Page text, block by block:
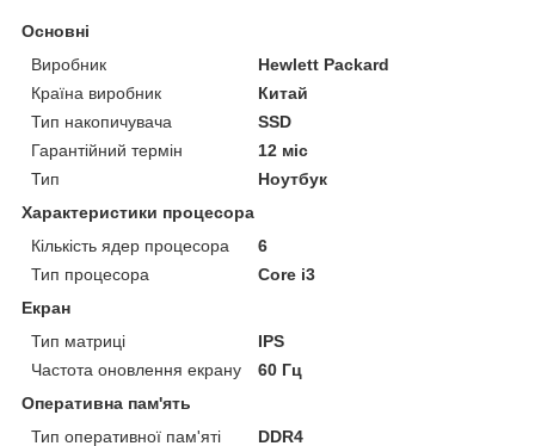
Основні
Виробник
Hewlett Packard
Країна виробник
Китай
Тип накопичувача
SSD
Гарантійний термін
12 міс
Тип
Ноутбук
Характеристики процесора
Кількість ядер процесора
6
Тип процесора
Core i3
Екран
Тип матриці
IPS
Частота оновлення екрану
60 Гц
Оперативна пам'ять
Тип оперативної пам'яті
DDR4